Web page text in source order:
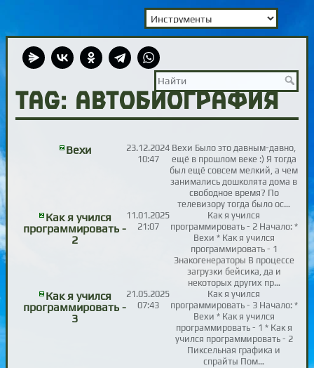
TAG: автобиография
Вехи
23.12.2024
10:47
Вехи Было это давным-давно,
ещё в прошлом веке :) Я тогда
был ещё совсем мелкий, а чем
занимались дошколята дома в
свободное время? По
телевизору тогда было ос…
Как я учился
программировать -
2
11.01.2025
21:07
Как я учился
программировать - 2 Начало: *
Вехи * Как я учился
программировать - 1
Знакогенераторы В процессе
загрузки бейсика, да и
некоторых других пр…
Как я учился
программировать -
3
21.05.2025
07:43
Как я учился
программировать - 3 Начало: *
Вехи * Как я учился
программировать - 1 * Как я
учился программировать - 2
Пиксельная графика и
спрайты Пом…